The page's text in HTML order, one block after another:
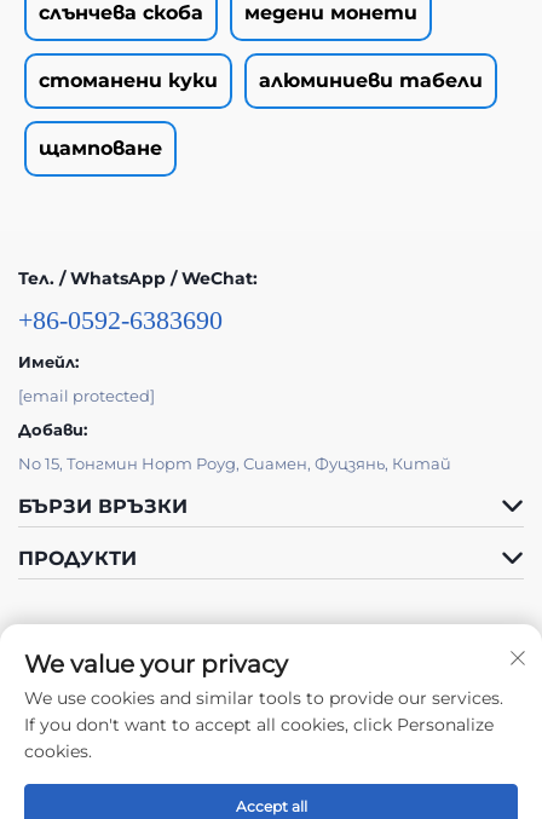
слънчева скоба медени монети
стоманени куки алюминиеви табели
щамповане
Тел. / WhatsApp / WeChat:
+86-0592-6383690
Имейл:
[email protected]
Добави:
No 15, Тонгмин Норт Роуд, Сиамен, Фуцзянь, Китай
БЪРЗИ ВРЪЗКИ
ПРОДУКТИ
Следете ни
Права на автора © 2024 от Xiamen Tongchengjianhui Industry &
We value your privacy
We use cookies and similar tools to provide our services.
If you don't want to accept all cookies, click Personalize
cookies.
Accept all